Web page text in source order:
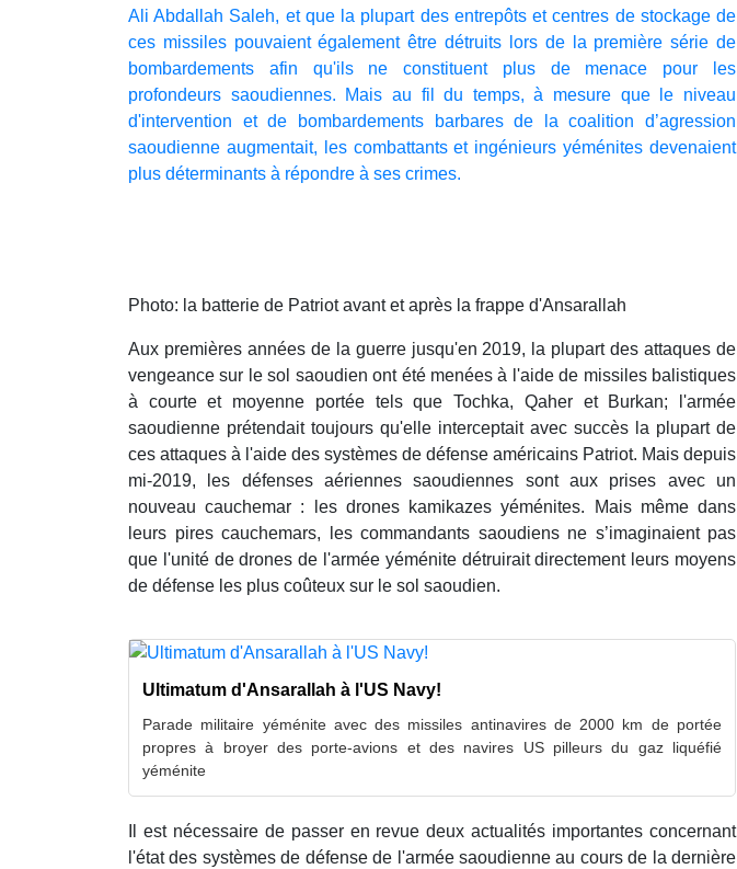
Ali Abdallah Saleh, et que la plupart des entrepôts et centres de stockage de
ces missiles pouvaient également être détruits lors de la première série de
bombardements afin qu'ils ne constituent plus de menace pour les
profondeurs saoudiennes. Mais au fil du temps, à mesure que le niveau
d'intervention et de bombardements barbares de la coalition d’agression
saoudienne augmentait, les combattants et ingénieurs yéménites devenaient
plus déterminants à répondre à ses crimes.
Photo: la batterie de Patriot avant et après la frappe d'Ansarallah
Aux premières années de la guerre jusqu'en 2019, la plupart des attaques de
vengeance sur le sol saoudien ont été menées à l'aide de missiles balistiques
à courte et moyenne portée tels que Tochka, Qaher et Burkan; l'armée
saoudienne prétendait toujours qu'elle interceptait avec succès la plupart de
ces attaques à l'aide des systèmes de défense américains Patriot. Mais depuis
mi-2019, les défenses aériennes saoudiennes sont aux prises avec un
nouveau cauchemar : les drones kamikazes yéménites. Mais même dans
leurs pires cauchemars, les commandants saoudiens ne s’imaginaient pas
que l'unité de drones de l'armée yéménite détruirait directement leurs moyens
de défense les plus coûteux sur le sol saoudien.
Ultimatum d'Ansarallah à l'US Navy!
Parade militaire yéménite avec des missiles antinavires de 2000 km de portée
propres à broyer des porte-avions et des navires US pilleurs du gaz liquéfié
yéménite
Il est nécessaire de passer en revue deux actualités importantes concernant
l'état des systèmes de défense de l'armée saoudienne au cours de la dernière